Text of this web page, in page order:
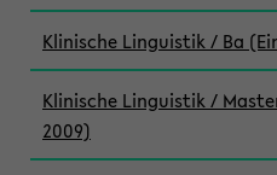
Klinische Linguistik / Ba
Klinische Linguistik /
2009)